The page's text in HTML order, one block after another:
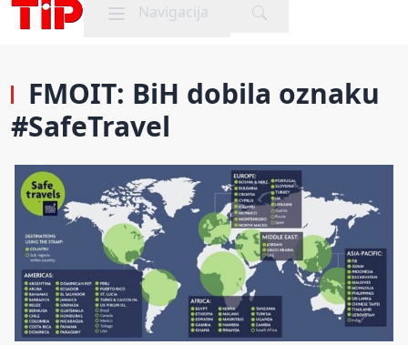
Mobile menu
Navigacija
FMOIT: BiH dobila oznaku
#SafeTravel